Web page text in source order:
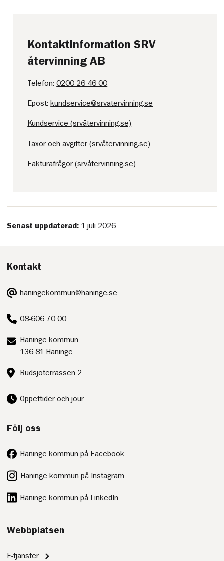
Kontaktinformation SRV
återvinning AB
Telefon:0200-26 46 00
Epost: kundservice@srvatervinning.se
Kundservice (srvåtervinning.se)
Taxor och avgifter (srvåtervinning.se)
Fakturafrågor (srvåtervinning.se)
Senast uppdaterad: 1 juli 2026
Kontakt
E-
post:
haningekommun@haninge.se
Telefon:
08-606 70 00
Postadress:
Haninge kommun
136 81 Haninge
Besöksadress:
Rudsjöterrassen 2
Öppettider och jour
Följ oss
Haninge kommun på Facebook
Haninge kommun på Instagram
Haninge kommun på LinkedIn
Webbplatsen
E-tjänster